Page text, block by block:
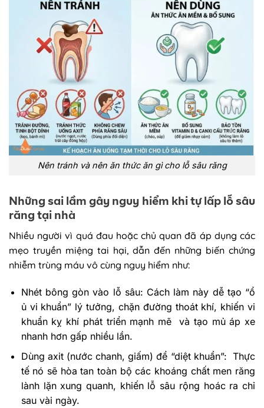
Nên tránh và nên ăn thức ăn gì cho lỗ sâu răng
Những sai lầm gây nguy hiểm khi tự lấp lỗ sâu
răng tại nhà
Nhiều người vì quá đau hoặc chủ quan đã áp dụng các
mẹo truyền miệng tai hại, dẫn đến những biến chứng
nhiễm trùng máu vô cùng nguy hiểm như:
Nhét bông gòn vào lỗ sâu: Cách làm này dễ tạo “ổ
ủ vi khuẩn” lý tưởng, chặn đường thoát khí, khiến vi
khuẩn kỵ khí phát triển mạnh mẽ và tạo mủ áp xe
nhanh hơn gấp nhiều lần.
Dùng axit (nước chanh, giấm) để “diệt khuẩn”: Thực
tế nó sẽ hòa tan toàn bộ các khoáng chất men răng
lành lặn xung quanh, khiến lỗ sâu rộng hoác ra chỉ
sau vài ngày.